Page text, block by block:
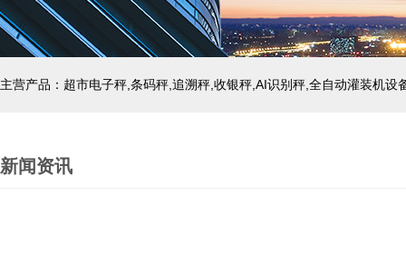
主营产品：超市电子秤,条码秤,追溯秤,收银秤,AI识别秤,全自动灌装机设
新闻资讯